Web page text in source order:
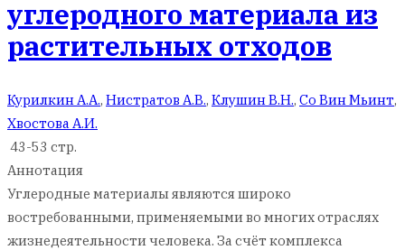
углеродного материала из
растительных отходов
Курилкин А.А., Нистратов А.В., Клушин В.Н., Со Вин Мьинт,
Хвостова А.И.
43-53 стр.
Аннотация
Углеродные материалы являются широко
востребованными, применяемыми во многих отраслях
жизнедеятельности человека. За счёт комплекса